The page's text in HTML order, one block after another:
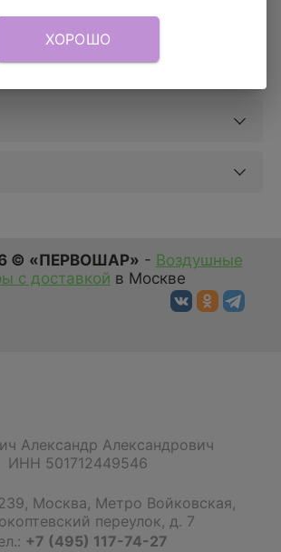
5%
© «ПЕРВОШАР» - Воздушные
с доставкой в Москве
Александр Александрович
ИНН 501712449546
, Москва, Метро Войковская,
переулок, д. 7
+7 (495) 117-74-27
ХОРОШО